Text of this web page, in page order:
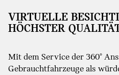
VIRTUELLE
HÖCHSTER
Mit dem Service der 360°
Gebrauchtfahrzeuge als